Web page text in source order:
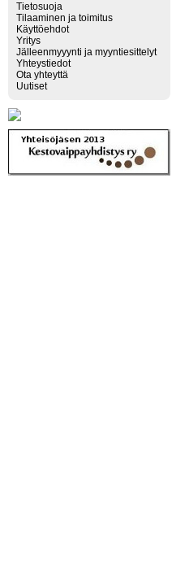
Tietosuoja
Tilaaminen ja toimitus
Käyttöehdot
Yritys
Jälleenmyyynti ja myyntiesittelyt
Yhteystiedot
Ota yhteyttä
Uutiset